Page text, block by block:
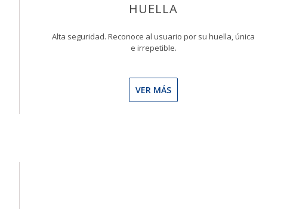
HUELLA
Alta seguridad. Reconoce al usuario por su huella, única
e irrepetible.
VER MÁS